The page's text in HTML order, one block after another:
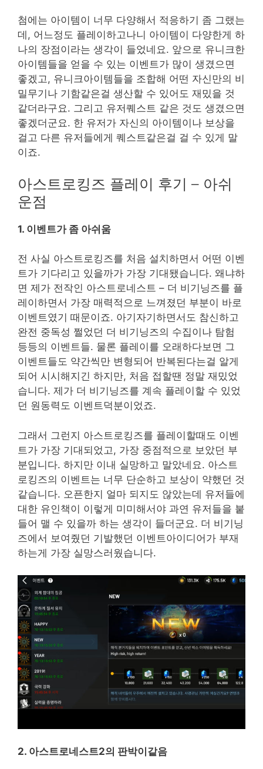
첨에는 아이템이 너무 다양해서 적응하기 좀 그랬는
데, 어느정도 플레이하고나니 아이템이 다양한게 하
나의 장점이라는 생각이 들었네요. 앞으로 유니크한
아이템들을 얻을 수 있는 이벤트가 많이 생겼으면
좋겠고, 유니크아이템들을 조합해 어떤 자신만의 비
밀무기나 기함같은걸 생산할 수 있어도 재밌을 것
같더라구요. 그리고 유저퀘스트 같은 것도 생겼으면
좋겠더군요. 한 유저가 자신의 아이템이나 보상을
걸고 다른 유저들에게 퀘스트같은걸 걸 수 있게 말
이죠.
아스트로킹즈 플레이 후기 – 아쉬
운점
1. 이벤트가 좀 아쉬움
전 사실 아스트로킹즈를 처음 설치하면서 어떤 이벤
트가 기다리고 있을까가 가장 기대됐습니다. 왜냐하
면 제가 전작인 아스트로네스트 – 더 비기닝즈를 플
레이하면서 가장 매력적으로 느껴졌던 부분이 바로
이벤트였기 때문이죠. 아기자기하면서도 참신하고
완전 중독성 쩔었던 더 비기닝즈의 수집이나 탐험
등등의 이벤트들. 물론 플레이를 오래하다보면 그
이벤트들도 약간씩만 변형되어 반복된다는걸 알게
되어 시시해지긴 하지만, 처음 접할땐 정말 재밌었
습니다. 제가 더 비기닝즈를 계속 플레이할 수 있었
던 원동력도 이벤트덕분이었죠.
그래서 그런지 아스트로킹즈를 플레이할때도 이벤
트가 가장 기대되었고, 가장 중점적으로 보았던 부
분입니다. 하지만 이내 실망하고 말았네요. 아스트
로킹즈의 이벤트는 너무 단순하고 보상이 약했던 것
같습니다. 오픈한지 얼마 되지도 않았는데 유저들에
대한 유인책이 이렇게 미미해서야 과연 유저들을 붙
들어 맬 수 있을까 하는 생각이 들더군요. 더 비기닝
즈에서 보여줬던 기발했던 이벤트아이디어가 부재
하는게 가장 실망스러웠습니다.
2. 아스트로네스트2의 판박이같음